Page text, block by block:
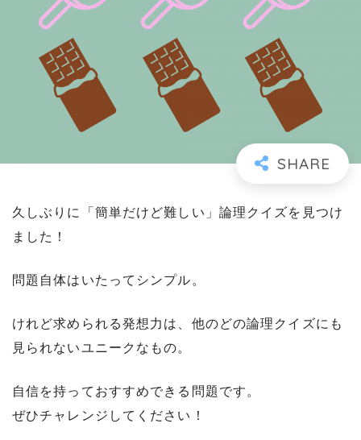
久しぶりに「簡単だけど難しい」論理クイズを見つけ
ました！
問題自体はいたってシンプル。
けれど求められる発想力は、他のどの論理クイズにも
見られないユニークなもの。
自信を持っておすすめできる問題です。
ぜひチャレンジしてください！